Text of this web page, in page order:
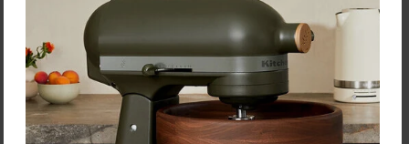
Cena: 97,40 € s DPH
Skladom 1 ks
Vybrať variant
80,00 €
Zľava:
-20,00 €
Cena: 60,00 €
Skladom 4 ks
Vložiť do košíka